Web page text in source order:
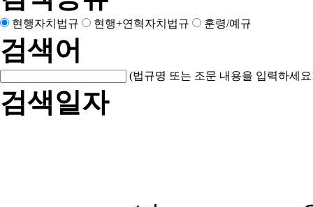
현행자치법규 현행+연혁자치법규 훈령/예규
검색어
(법규명 또는 조문 내용을 입력하세
검색일자